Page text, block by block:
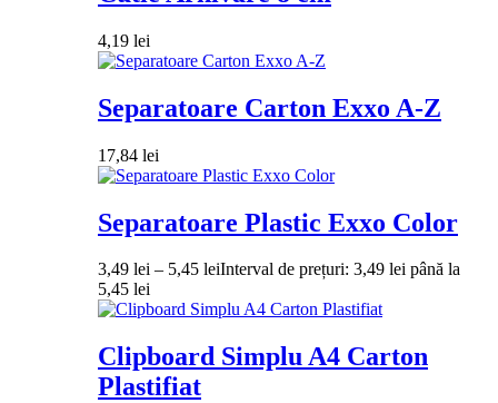
4,19 lei
Separatoare Carton Exxo A-Z
17,84 lei
Separatoare Plastic Exxo Color
3,49 lei – 5,45 leiInterval de prețuri: 3,49 lei până la
5,45 lei
Clipboard Simplu A4 Carton
Plastifiat